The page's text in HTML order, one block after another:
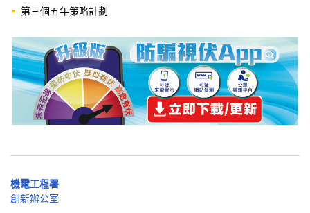
第三個五年策略計劃
機電工程署
創新辦公室